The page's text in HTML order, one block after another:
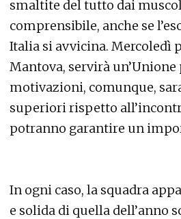
smaltite del tutto dai
comprensibile, anche se
Italia si avvicina. Mercoledì
Mantova, servirà
motivazioni, comunque,
superiori rispetto
potranno garantire un
In ogni caso, la squadra
e solida di quella dell’anno